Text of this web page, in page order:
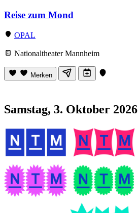
Reise zum Mond
OPAL
Nationaltheater Mannheim
Merken
Samstag, 3. Oktober 2026